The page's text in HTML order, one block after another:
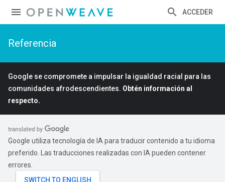
ACCEDER
Referencia
Google se compromete a impulsar la igualdad racial para las
comunidades afrodescendientes. Obtén información al
respecto.
Google utiliza tecnología de IA para traducir contenido a tu idioma
preferido. Las traducciones realizadas con IA pueden contener
errores.